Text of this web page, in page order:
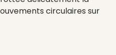
circulaires sur